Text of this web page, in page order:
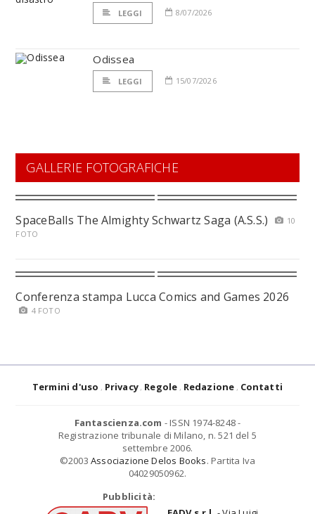
LEGGI 8/07/2026
Odissea
LEGGI 15/07/2026
GALLERIE FOTOGRAFICHE
SpaceBalls The Almighty Schwartz Saga (A.S.S.)
10
FOTO
Conferenza stampa Lucca Comics and Games 2026
4 FOTO
Termini d'uso Privacy Regole Redazione Contatti
Fantascienza.com - ISSN 1974-8248 -
Registrazione tribunale di Milano, n. 521 del 5
settembre 2006.
©2003 Associazione Delos Books. Partita Iva
04029050962.
Pubblicità: